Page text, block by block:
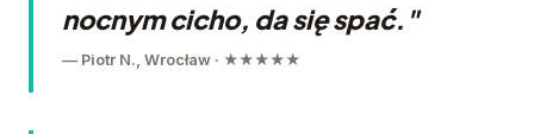
nocnym cicho, da się spać."
— Piotr N., Wrocław · ★★★★★